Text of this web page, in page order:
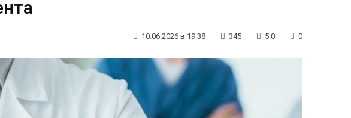
10.06.2026 в 19:38 345 5.0 0